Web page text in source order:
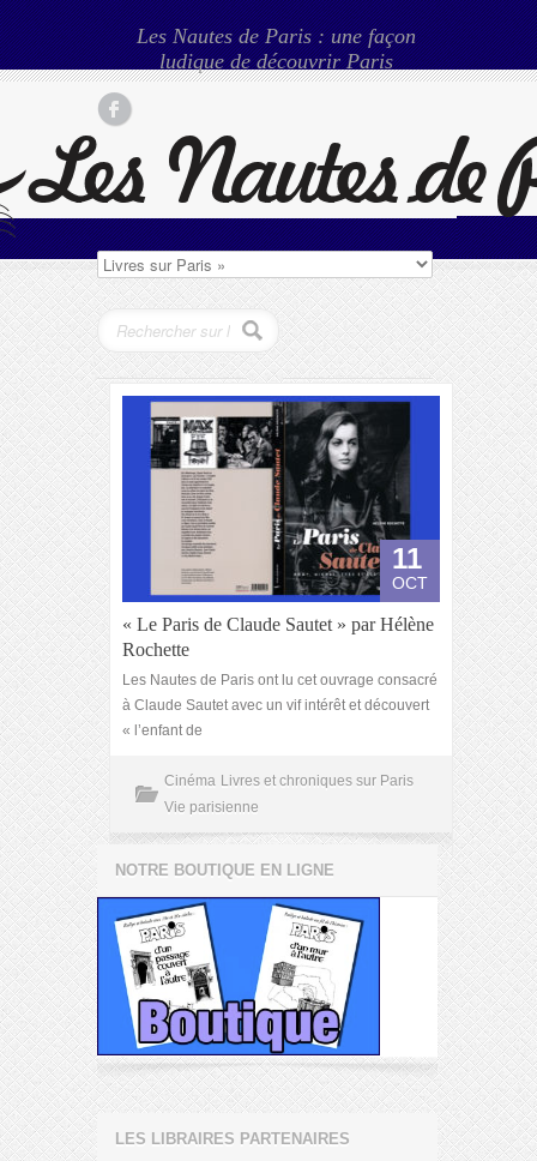
Les Nautes de Paris : une façon
ludique de découvrir Paris
11
OCT
« Le Paris de Claude Sautet » par Hélène
Rochette
Les Nautes de Paris ont lu cet ouvrage consacré
à Claude Sautet avec un vif intérêt et découvert
« l’enfant de
Cinéma Livres et chroniques sur Paris
Vie parisienne
NOTRE BOUTIQUE EN LIGNE
LES LIBRAIRES PARTENAIRES